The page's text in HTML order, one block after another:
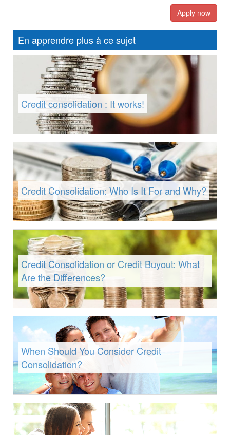
Apply now
En apprendre plus à ce sujet
Credit consolidation : It works!
Credit Consolidation: Who Is It For and Why?
Credit Consolidation or Credit Buyout: What
Are the Differences?
When Should You Consider Credit
Consolidation?